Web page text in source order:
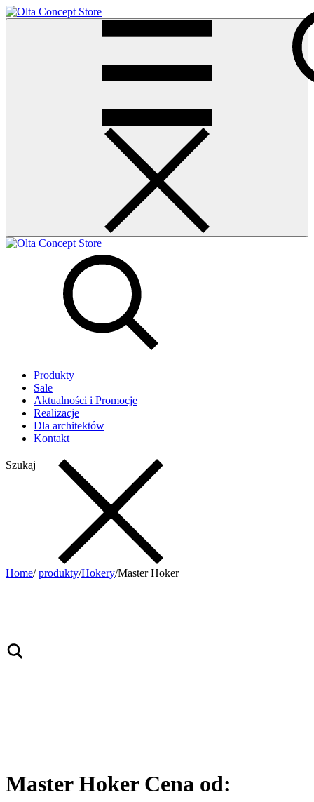
Produkty
Sale
Aktualności i Promocje
Realizacje
Dla architektów
Kontakt
Szukaj
Home/ produkty/Hokery/Master Hoker
Master Hoker Cena od: